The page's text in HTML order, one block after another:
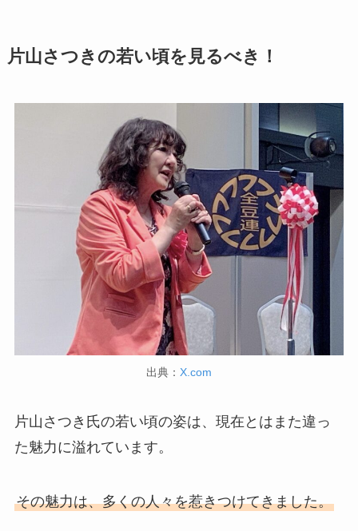
片山さつきの若い頃を見るべき！
出典： X.com
片山さつき氏の若い頃の姿は、現在とはまた違っ
た魅力に溢れています。
その魅力は、多くの人々を惹きつけてきました。